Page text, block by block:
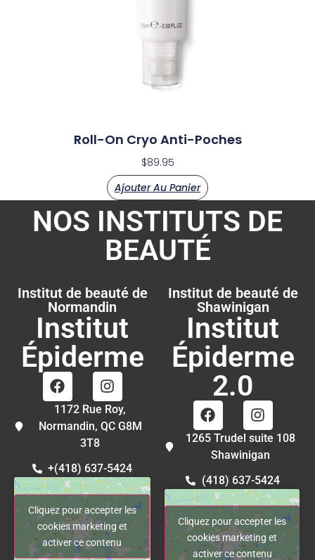
Roll-On Cryo Anti-Poches
$89.95
Ajouter Au Panier
NOS INSTITUTS DE
BEAUTÉ
Institut de beauté de
Normandin
Institut
Épiderme
1172 Rue Roy,
Normandin, QC G8M
3T8
+(418) 637-5424
Cliquez pour accepter les
cookies marketing et
activer ce contenu
Institut de beauté de
Shawinigan
Institut
Épiderme
2.0
1265 Trudel suite 108
Shawinigan
(418) 637-5424
Cliquez pour accepter les
cookies marketing et
activer ce contenu